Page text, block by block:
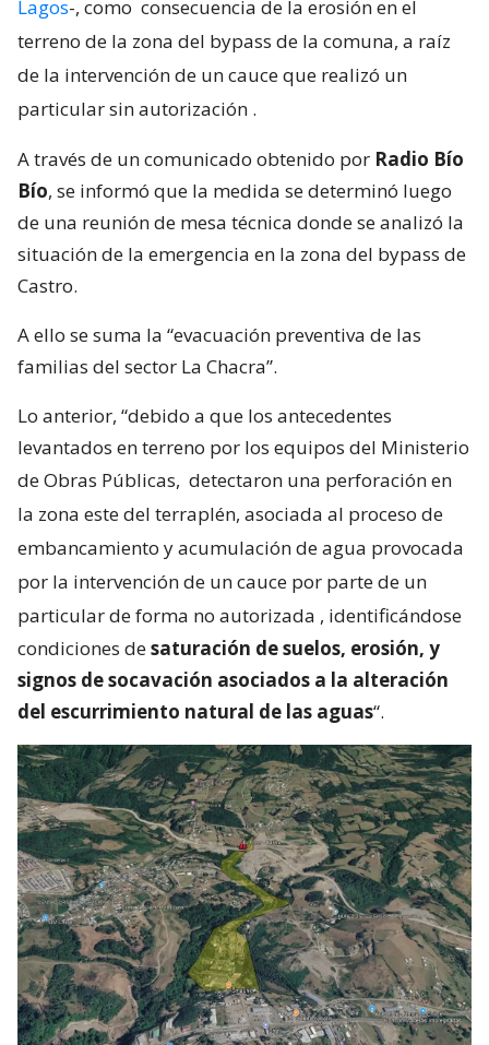
Lagos-, como consecuencia de la erosión en el
terreno de la zona del bypass de la comuna, a raíz
de la intervención de un cauce que realizó un
particular sin autorización .
A través de un comunicado obtenido por Radio Bío
Bío, se informó que la medida se determinó luego
de una reunión de mesa técnica donde se analizó la
situación de la emergencia en la zona del bypass de
Castro.
A ello se suma la “evacuación preventiva de las
familias del sector La Chacra”.
Lo anterior, “debido a que los antecedentes
levantados en terreno por los equipos del Ministerio
de Obras Públicas, detectaron una perforación en
la zona este del terraplén, asociada al proceso de
embancamiento y acumulación de agua provocada
por la intervención de un cauce por parte de un
particular de forma no autorizada , identificándose
condiciones desaturación de suelos, erosión, y
signos de socavación asociados a la alteración
del escurrimiento natural de las aguas“.